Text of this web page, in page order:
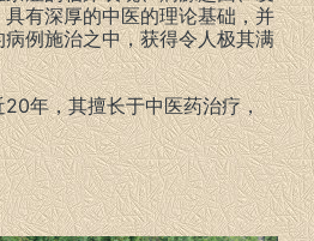
有深厚的中医的理论基础，并
例施治之中，获得令人极其满
年，其擅长于中医药治疗，